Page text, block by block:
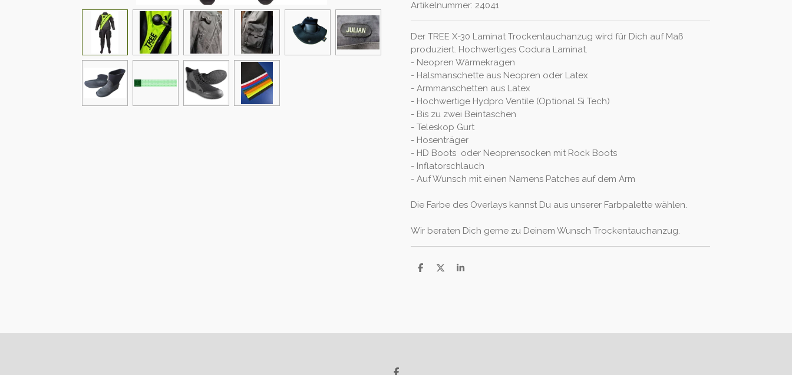
Artikelnummer: 24041
Der TREE X-30 Laminat Trockentauchanzug wird für Dich auf Maß
produziert. Hochwertiges Codura Laminat.
- Neopren Wärmekragen
- Halsmanschette aus Neopren oder Latex
- Armmanschetten aus Latex
- Hochwertige Hydpro Ventile (Optional Si Tech)
- Bis zu zwei Beintaschen
- Teleskop Gurt
- Hosenträger
- HD Boots oder Neoprensocken mit Rock Boots
- Inflatorschlauch
- Auf Wunsch mit einen Namens Patches auf dem Arm
Die Farbe des Overlays kannst Du aus unserer Farbpalette wählen.
Wir beraten Dich gerne zu Deinem Wunsch Trockentauchanzug.
T
T
T